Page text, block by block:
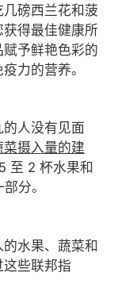
磅西兰花和菠
得最佳健康所
予鲜艳色彩的
力的营养。
人没有见面
摄入量的建
至 2 杯水果和
分。
水果、蔬菜和
些联邦指